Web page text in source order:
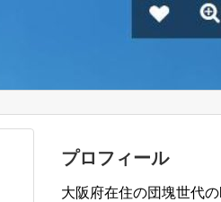
プロフィール
大阪府在住の団塊世代の